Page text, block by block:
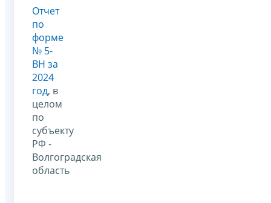
Отчет
по
форме
№ 5-
ВH за
2024
год, в
целом
по
субъекту
РФ -
Волгоградская
область